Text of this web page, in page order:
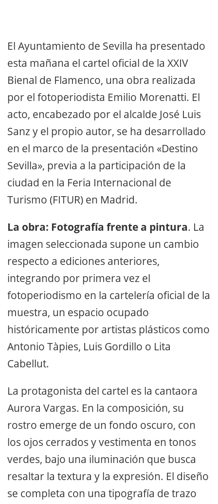
El Ayuntamiento de Sevilla ha presentado
esta mañana el cartel oficial de la XXIV
Bienal de Flamenco, una obra realizada
por el fotoperiodista Emilio Morenatti. El
acto, encabezado por el alcalde José Luis
Sanz y el propio autor, se ha desarrollado
en el marco de la presentación «Destino
Sevilla», previa a la participación de la
ciudad en la Feria Internacional de
Turismo (FITUR) en Madrid.
La obra: Fotografía frente a pintura. La
imagen seleccionada supone un cambio
respecto a ediciones anteriores,
integrando por primera vez el
fotoperiodismo en la cartelería oficial de la
muestra, un espacio ocupado
históricamente por artistas plásticos como
Antonio Tàpies, Luis Gordillo o Lita
Cabellut.
La protagonista del cartel es la cantaora
Aurora Vargas. En la composición, su
rostro emerge de un fondo oscuro, con
los ojos cerrados y vestimenta en tonos
verdes, bajo una iluminación que busca
resaltar la textura y la expresión. El diseño
se completa con una tipografía de trazo